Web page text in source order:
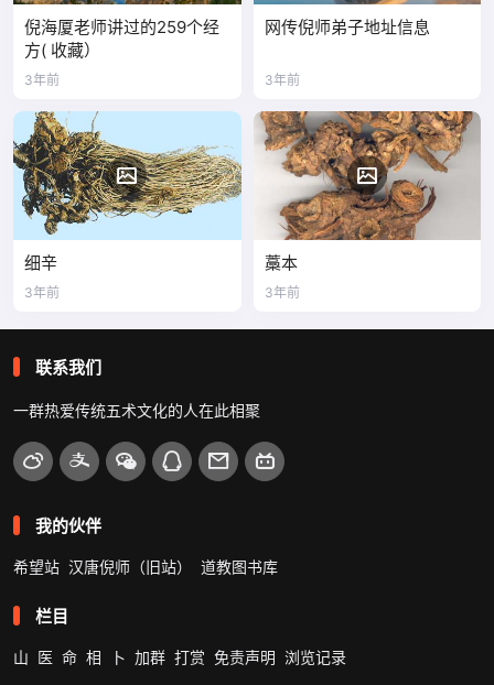
倪海厦老师讲过的259个经
方( 收藏）
3年前
网传倪师弟子地址信息
3年前
细辛
3年前
藁本
3年前
联系我们
一群热爱传统五术文化的人在此相聚
我的伙伴
希望站 汉唐倪师（旧站） 道教图书库
栏目
山 医 命 相 卜 加群 打赏 免责声明 浏览记录